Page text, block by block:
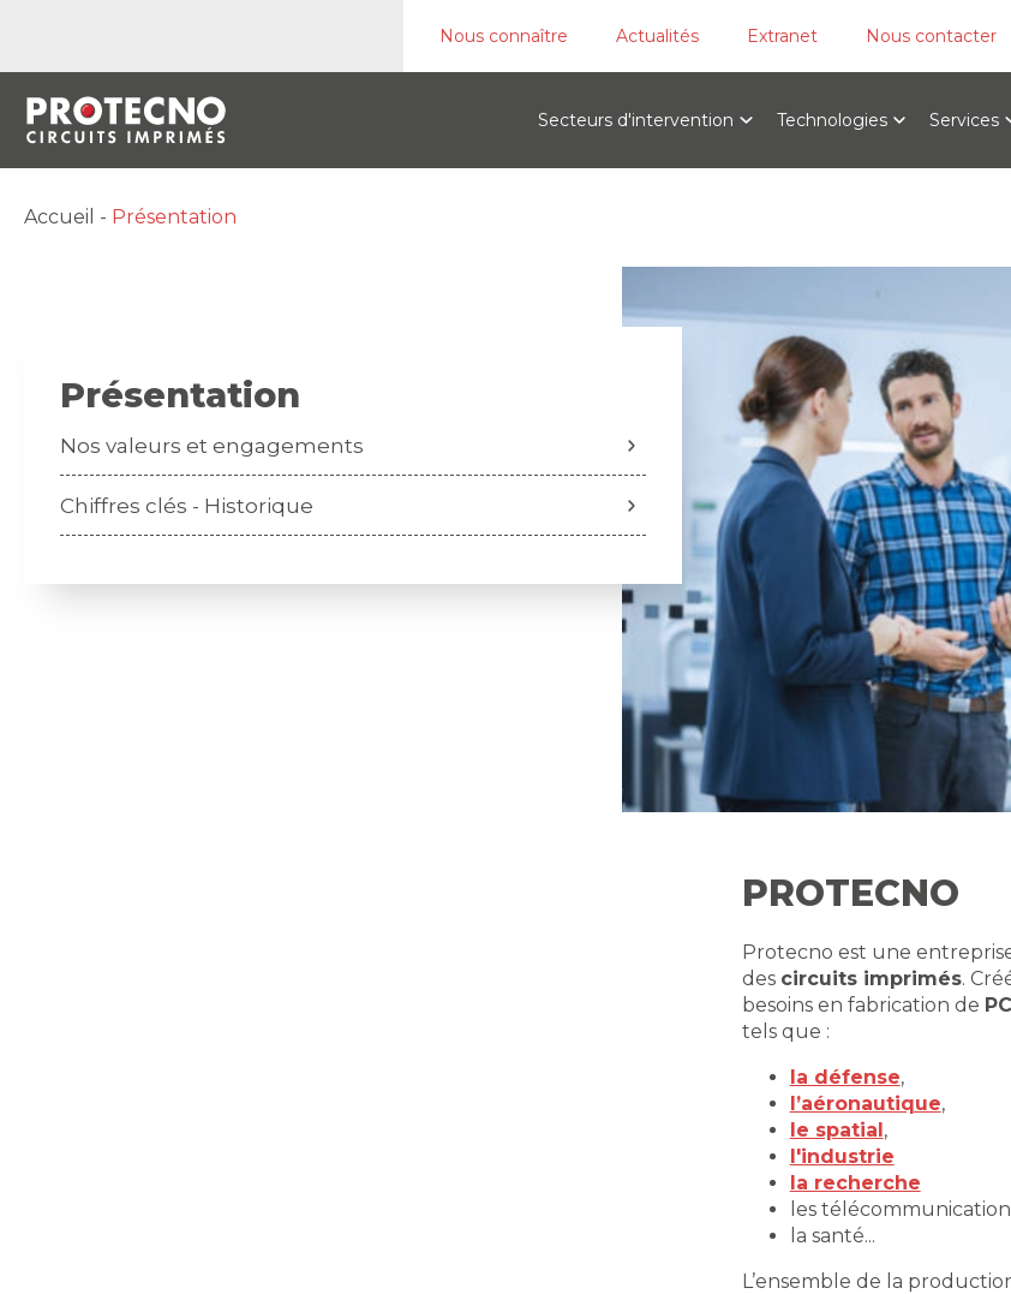
Nous connaître Actualités Extranet Nous contacter
Secteurs d'intervention Technologies Services
Accueil - Présentation
Présentation
Nos valeurs et engagements
Chiffres clés - Historique
PROTECNO
Protecno est une
des circuits imprimés.
besoins en fabrication de
tels que :
la défense,
l’aéronautique,
le spatial,
l'industrie
la recherche
les
la santé...
L’ensemble de la